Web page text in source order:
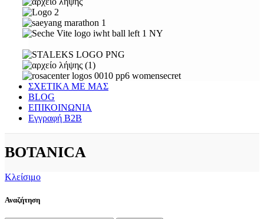
ΣΧΕΤΙΚΑ ΜΕ ΜΑΣ
BLOG
ΕΠΙΚΟΙΝΩΝΙΑ
Εγγραφή Β2Β
BOTANICA
Κλείσιμο
Αναζήτηση